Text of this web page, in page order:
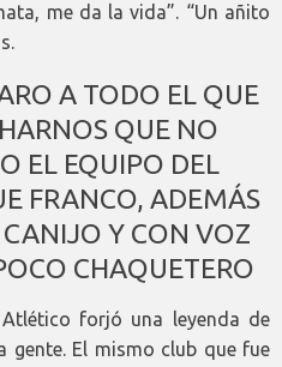
me da la vida”. “Un añito
A TODO EL QUE
QUE NO
EL EQUIPO DEL
FRANCO, ADEMÁS
Y CON VOZ
CHAQUETERO
forjó una leyenda de
gente. El mismo club que fue